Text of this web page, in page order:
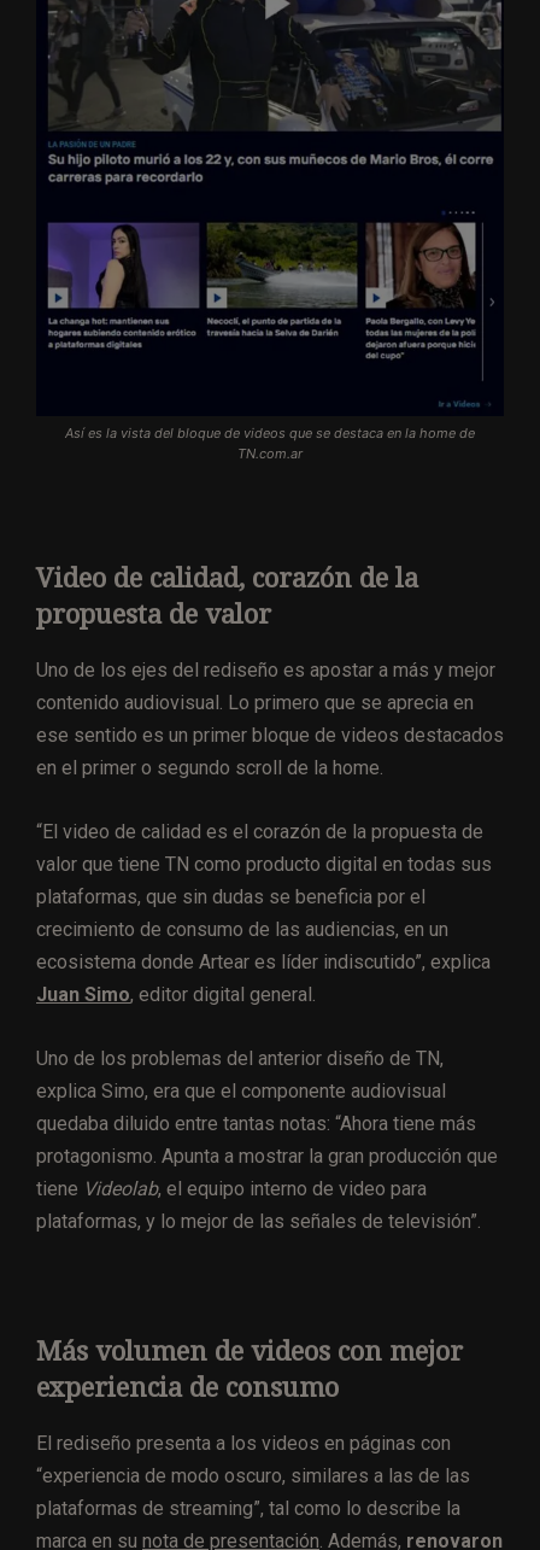
Así es la vista del bloque de videos que se destaca en la home de
TN.com.ar
Video de calidad, corazón de la
propuesta de valor
Uno de los ejes del rediseño es apostar a más y mejor
contenido audiovisual. Lo primero que se aprecia en
ese sentido es un primer bloque de videos destacados
en el primer o segundo scroll de la home.
“El video de calidad es el corazón de la propuesta de
valor que tiene TN como producto digital en todas sus
plataformas, que sin dudas se beneficia por el
crecimiento de consumo de las audiencias, en un
ecosistema donde Artear es líder indiscutido”, explica
Juan Simo, editor digital general.
Uno de los problemas del anterior diseño de TN,
explica Simo, era que el componente audiovisual
quedaba diluido entre tantas notas: “Ahora tiene más
protagonismo. Apunta a mostrar la gran producción que
tiene Videolab, el equipo interno de video para
plataformas, y lo mejor de las señales de televisión”.
Más volumen de videos con mejor
experiencia de consumo
El rediseño presenta a los videos en páginas con
“experiencia de modo oscuro, similares a las de las
plataformas de streaming”, tal como lo describe la
marca en su nota de presentación. Además, renovaron